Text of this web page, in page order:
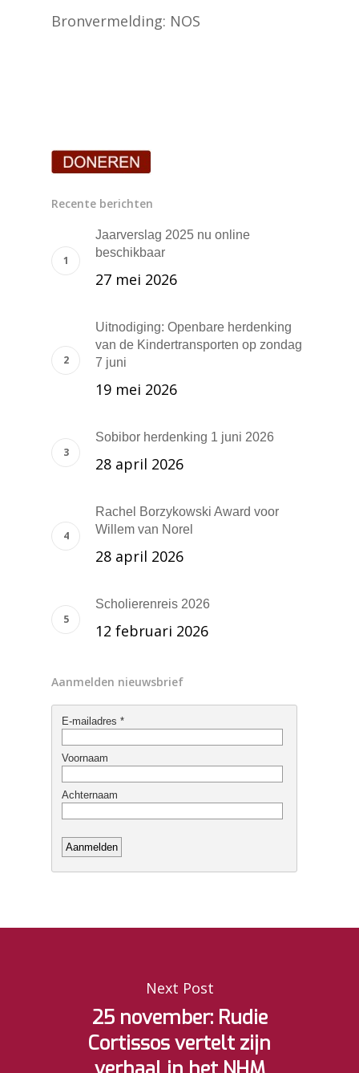
Bronvermelding: NOS
Recente berichten
Jaarverslag 2025 nu online
beschikbaar
27 mei 2026
Uitnodiging: Openbare herdenking
van de Kindertransporten op zondag
7 juni
19 mei 2026
Sobibor herdenking 1 juni 2026
28 april 2026
Rachel Borzykowski Award voor
Willem van Norel
28 april 2026
Scholierenreis 2026
12 februari 2026
Aanmelden nieuwsbrief
Next Post
25 november: Rudie
Cortissos vertelt zijn